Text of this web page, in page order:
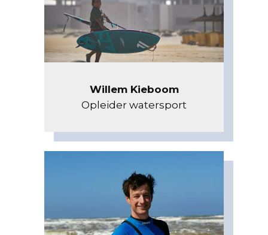
Willem Kieboom
Opleider watersport